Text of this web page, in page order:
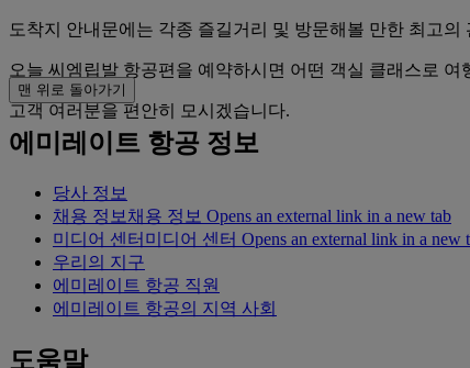
도착지 안내문에는 각종 즐길거리 및 방문해볼 만한 최고
오늘 씨엠립발 항공편을 예약하시면 어떤 객실 클래스로
고객 여러분을 편안히 모시겠습니다.
맨 위로 돌아가기
에미레이트 항공 정보
당사 정보
채용 정보 채용 정보 Opens an external link in a new tab
미디어 센터 미디어 센터 Opens an external link in a new
우리의 지구
에미레이트 항공 직원
에미레이트 항공의 지역 사회
도움말